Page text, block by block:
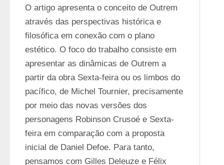
O artigo apresenta o conceito de Outrem
através das perspectivas histórica e
filosófica em conexão com o plano
estético. O foco do trabalho consiste em
apresentar as dinâmicas de Outrem a
partir da obra Sexta-feira ou os limbos do
pacífico, de Michel Tournier, precisamente
por meio das novas versões dos
personagens Robinson Crusoé e Sexta-
feira em comparação com a proposta
inicial de Daniel Defoe. Para tanto,
pensamos com Gilles Deleuze e Félix